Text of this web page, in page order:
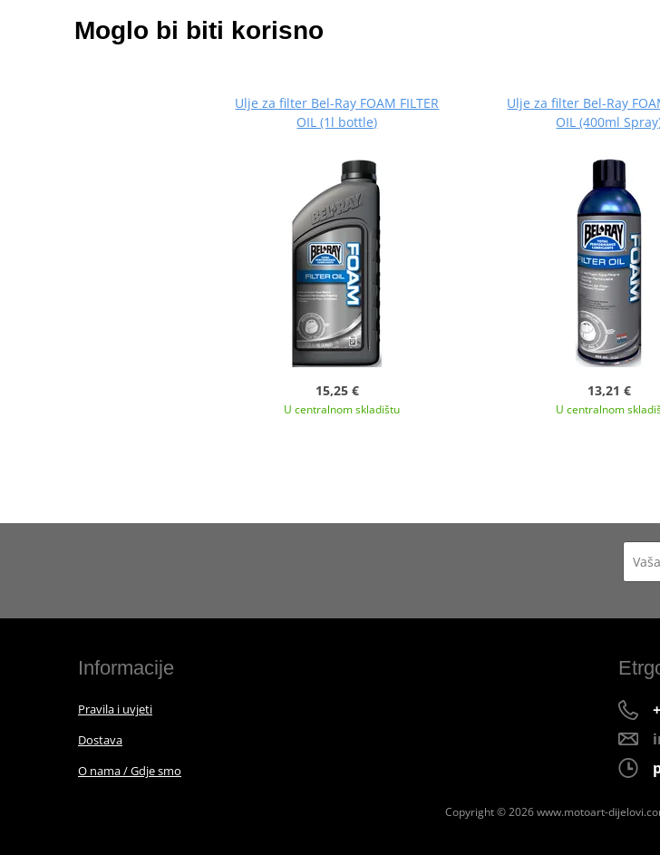
Moglo bi biti korisno
Ulje za filter Bel-Ray FOAM FILTER
OIL (1l bottle)
15,25 €
U centralnom skladištu
Ulje za filter Bel-Ray
OIL (400ml
13,21 €
U centralnom
Informacije
Pravila i uvjeti
Dostava
O nama / Gdje smo
Copyright © 2026 www.motoart-